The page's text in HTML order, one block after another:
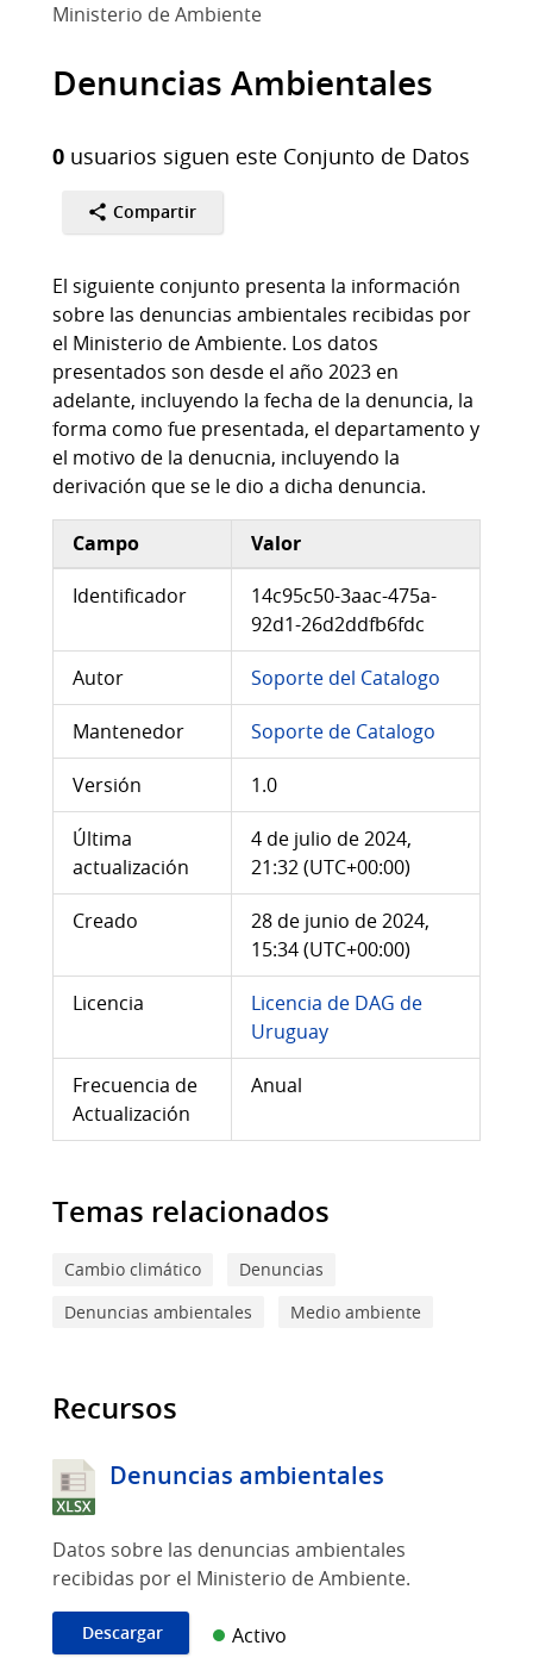
Ministerio de Ambiente
Denuncias Ambientales
0 usuarios siguen este Conjunto de Datos
Compartir
El siguiente conjunto presenta la información
sobre las denuncias ambientales recibidas por
el Ministerio de Ambiente. Los datos
presentados son desde el año 2023 en
adelante, incluyendo la fecha de la denuncia, la
forma como fue presentada, el departamento y
el motivo de la denucnia, incluyendo la
derivación que se le dio a dicha denuncia.
Campo
Valor
Identificador
14c95c50-3aac-475a-
92d1-26d2ddfb6fdc
Autor Soporte del Catalogo
Mantenedor Soporte de Catalogo
Versión 1.0
Última
actualización
4 de julio de 2024,
21:32 (UTC+00:00)
Creado
28 de junio de 2024,
15:34 (UTC+00:00)
Licencia
Licencia de DAG de
Uruguay
Frecuencia de
Actualización
Anual
Temas relacionados
Cambio climático
Denuncias
Denuncias ambientales
Medio ambiente
Recursos
Denuncias ambientales
Datos sobre las denuncias ambientales
recibidas por el Ministerio de Ambiente.
Descargar Activo